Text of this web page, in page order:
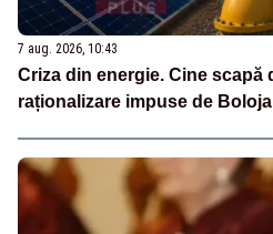
7 aug. 2026, 10:43
Criza din energie. Cine scapă
raționalizare impuse de